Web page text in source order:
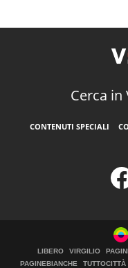
Cerca in
CONTENUTI SPECIALI
LIBERO VIRGILIO
PAGINEBIANCHE
TUTTOCITTÀ